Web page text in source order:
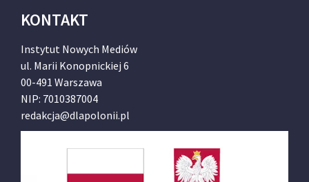
KONTAKT
Instytut Nowych Mediów
ul. Marii Konopnickiej 6
00-491 Warszawa
NIP: 7010387004
redakcja@dlapolonii.pl